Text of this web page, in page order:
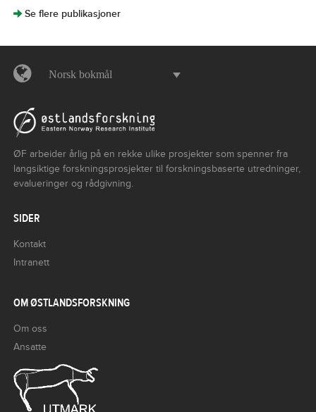
]Se flere publikasjoner
Norsk bokmål
ØF arbeider årlig på en rekke ulike prosjekter som spenner fra
langsiktige forskningsprosjekter til forskningsbaserte utredninger,
evalueringer og rådgivning.
SIDER
Kontakt
Intranett
OM ØSTLANDSFORSKNING
Om oss
Ansatte